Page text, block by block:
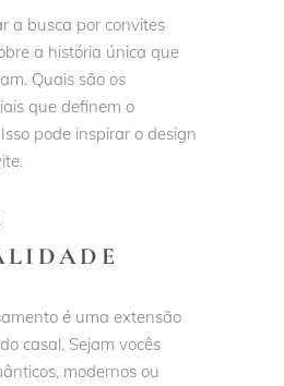
a busca por convites
a história única que
Quais são os
que definem o
pode inspirar o design
é uma extensão
casal. Sejam vocês
modernos ou